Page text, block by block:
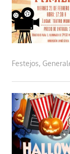
Festejos,